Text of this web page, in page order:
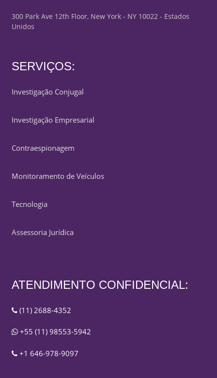
300 Park Ave 12th Floor, New York - NY 10022 - Estados
Unidos
SERVIÇOS:
Investigação Conjugal
Investigação Empresarial
Contraespionagem
Monitoramento de Veículos
Tecnologia
Assessoria Jurídica
ATENDIMENTO CONFIDENCIAL:
(11) 2688-4352
+55 (11) 98553-5942
+1 646-978-9097